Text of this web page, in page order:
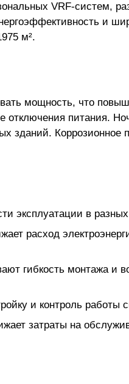
VRF-систем,
и
м².
мощность, что
отключения питания.
зданий. Коррозионное
эксплуатации в
расход
гибкость монтажа и
и контроль работы
затраты на